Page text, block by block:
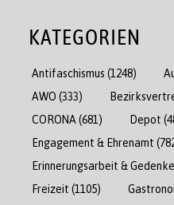
KATEGORIEN
Antifaschismus (1248)
AWO (333)
CORONA(681) Depot
Engagement & Ehrenamt
Erinnerungsarbeit &
Freizeit (1105)